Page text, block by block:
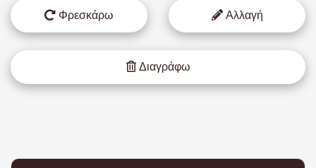
Φρεσκάρω Αλλαγή
Διαγράφω